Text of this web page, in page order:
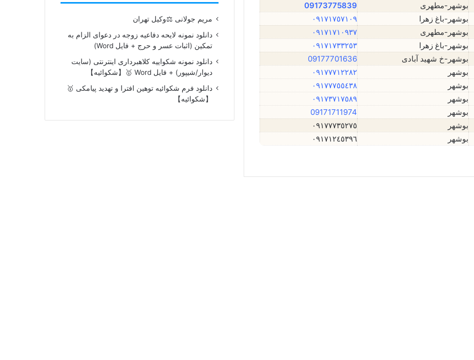
بوشهر-مطهری
09173775839
بوشهر-باغ زهرا
٠٩١٧١٧٥٧١٠٩
بوشهر-مطهری
٠٩١٧١٧١٠٩٣٧
بوشهر-باغ زهرا
٠٩١٧١٧٣٣٢٥٣
بوشهر-خ شهید آبادی
09177701636
بوشهر
٠٩١٧٧٧١٢٢٨٢
بوشهر
٠٩١٧٧٧٥٥٤٣٨
بوشهر
٠٩١٧٣٧١٧٥٨٩
بوشهر
09171711974
بوشهر
٠٩١٧٧٧٣٥٢٧٥
بوشهر ٠٩١٧١٢٤٥٣٩٦
مریم جولانی ⚖️وکیل تهران
دانلود نمونه لایحه دفاعیه زوجه در دعوای الزام به
تمکین (اثبات عسر و حرج + فایل Word)
دانلود نمونه شکواییه کلاهبرداری اینترنتی (سایت
دیوار/شیپور) + فایل Word 🥇【شکوائیه】
دانلود فرم شکوائیه توهین افترا و تهدید پیامکی 🥇
【شکوائیه】